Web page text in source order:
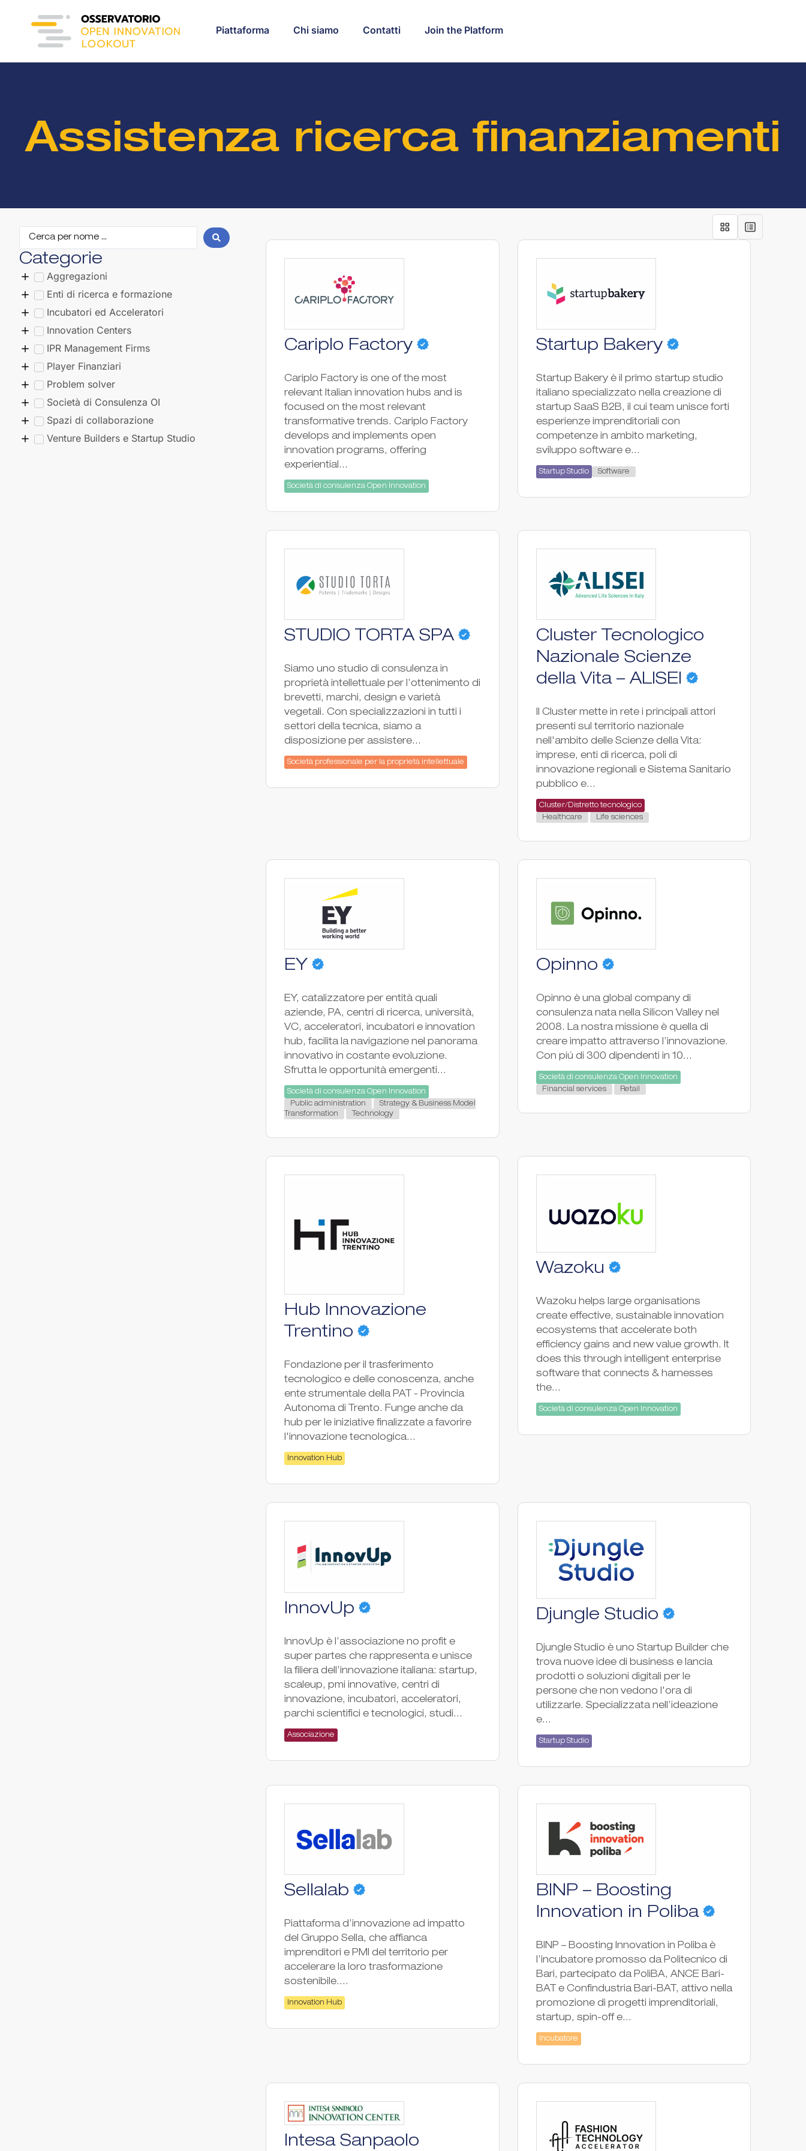
Piattaforma Chi siamo Contatti Join the Platform
Assistenza ricerca finanziamenti
Categorie
Aggregazioni
Enti di ricerca e formazione
Incubatori ed Acceleratori
Innovation Centers
IPR Management Firms
Player Finanziari
Problem solver
Società di Consulenza OI
Spazi di collaborazione
Venture Builders e Startup Studio
Cariplo Factory
Cariplo Factory is one of the most
relevant Italian innovation hubs and is
focused on the most relevant
transformative trends. Cariplo Factory
develops and implements open
innovation programs, offering
experiential...
Società di consulenza Open Innovation
Startup Bakery
Startup Bakery è il primo startup studio
italiano specializzato nella creazione di
startup SaaS B2B, il cui team unisce forti
esperienze imprenditoriali con
competenze in ambito marketing,
sviluppo software e...
Startup Studio Software
STUDIO TORTA SPA
Siamo uno studio di consulenza in
proprietà intellettuale per l’ottenimento di
brevetti, marchi, design e varietà
vegetali. Con specializzazioni in tutti i
settori della tecnica, siamo a
disposizione per assistere...
Società professionale per la proprietà intellettuale
Cluster Tecnologico
Nazionale Scienze
della Vita – ALISEI
Il Cluster mette in rete i principali attori
presenti sul territorio nazionale
nell'ambito delle Scienze della Vita:
imprese, enti di ricerca, poli di
innovazione regionali e Sistema Sanitario
pubblico e...
Cluster/Distretto tecnologico
Healthcare
Life sciences
EY
EY, catalizzatore per entità quali
aziende, PA, centri di ricerca, università,
VC, acceleratori, incubatori e innovation
hub, facilita la navigazione nel panorama
innovativo in costante evoluzione.
Sfrutta le opportunità emergenti...
Società di consulenza Open Innovation
Public administration
Strategy & Business Model
Transformation
Technology
Opinno
Opinno è una global company di
consulenza nata nella Silicon Valley nel
2008. La nostra missione è quella di
creare impatto attraverso l’innovazione.
Con piú di 300 dipendenti in 10...
Società di consulenza Open Innovation
Financial services
Retail
Hub Innovazione
Trentino
Fondazione per il trasferimento
tecnologico e delle conoscenza, anche
ente strumentale della PAT - Provincia
Autonoma di Trento. Funge anche da
hub per le iniziative finalizzate a favorire
l'innovazione tecnologica...
Innovation Hub
Wazoku
Wazoku helps large organisations
create effective, sustainable innovation
ecosystems that accelerate both
efficiency gains and new value growth. It
does this through intelligent enterprise
software that connects & harnesses
the...
Società di consulenza Open Innovation
InnovUp
InnovUp è l’associazione no profit e
super partes che rappresenta e unisce
la filiera dell’innovazione italiana: startup,
scaleup, pmi innovative, centri di
innovazione, incubatori, acceleratori,
parchi scientifici e tecnologici, studi...
Associazione
Djungle Studio
Djungle Studio è uno Startup Builder che
trova nuove idee di business e lancia
prodotti o soluzioni digitali per le
persone che non vedono l'ora di
utilizzarle. Specializzata nell’ideazione
e...
Startup Studio
Sellalab
Piattaforma d’innovazione ad impatto
del Gruppo Sella, che affianca
imprenditori e PMI del territorio per
accelerare la loro trasformazione
sostenibile....
Innovation Hub
BINP – Boosting
Innovation in Poliba
BINP – Boosting Innovation in Poliba è
l’incubatore promosso da Politecnico di
Bari, partecipato da PoliBA, ANCE Bari-
BAT e Confindustria Bari-BAT, attivo nella
promozione di progetti imprenditoriali,
startup, spin-off e...
Incubatore
Intesa Sanpaolo